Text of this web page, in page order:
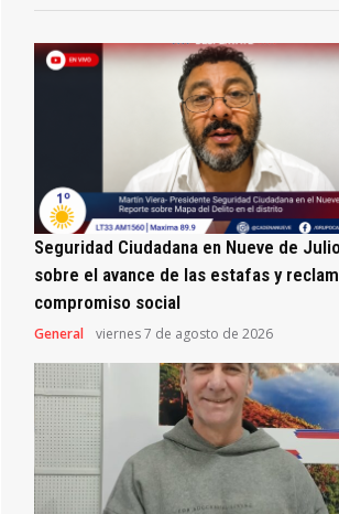
Seguridad Ciudadana en Nueve de
sobre el avance de las estafas y
compromiso social
General viernes 7 de agosto de 2026